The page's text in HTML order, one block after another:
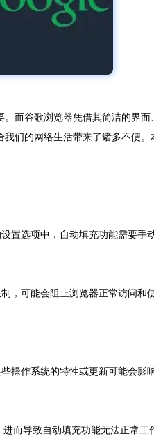
而谷歌浏览器凭借其简洁的界
们的网络生活带来了诸多不便
置选项中，自动填充功能需要手
可能会阻止浏览器正常访问和
操作系统的特性或更新可能会影
而导致自动填充功能无法正常